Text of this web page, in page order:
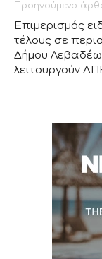
Προηγούμενο
Επιμερισμός
τέλους σε
Δήμου
λειτουργούν